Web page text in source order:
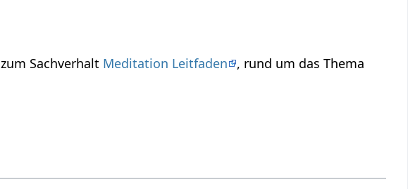
zum Sachverhalt Meditation Leitfaden
, rund um das Thema